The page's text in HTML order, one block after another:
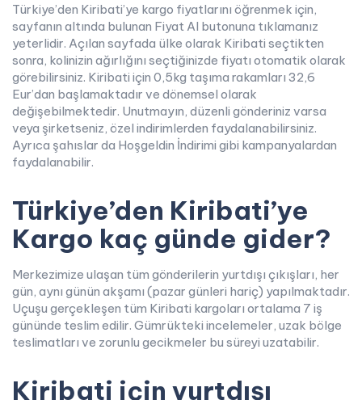
Türkiye’den Kiribati’ye kargo fiyatlarını öğrenmek için,
sayfanın altında bulunan Fiyat Al butonuna tıklamanız
yeterlidir. Açılan sayfada ülke olarak Kiribati seçtikten
sonra, kolinizin ağırlığını seçtiğinizde fiyatı otomatik olarak
görebilirsiniz. Kiribati için 0,5kg taşıma rakamları 32,6
Eur’dan başlamaktadır ve dönemsel olarak
değişebilmektedir. Unutmayın, düzenli gönderiniz varsa
veya şirketseniz, özel indirimlerden faydalanabilirsiniz.
Ayrıca şahıslar da Hoşgeldin İndirimi gibi kampanyalardan
faydalanabilir.
Türkiye’den Kiribati’ye
Kargo kaç günde gider?
Merkezimize ulaşan tüm gönderilerin yurtdışı çıkışları, her
gün, aynı günün akşamı (pazar günleri hariç) yapılmaktadır.
Uçuşu gerçekleşen tüm Kiribati kargoları ortalama 7 iş
gününde teslim edilir. Gümrükteki incelemeler, uzak bölge
teslimatları ve zorunlu gecikmeler bu süreyi uzatabilir.
Kiribati için yurtdışı